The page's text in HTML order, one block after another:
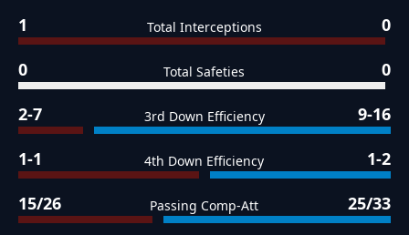
1 Total Interceptions 0
0 Total Safeties 0
2-7 3rd Down Efficiency 9-16
1-1 4th Down Efficiency 1-2
15/26 Passing Comp-Att 25/33